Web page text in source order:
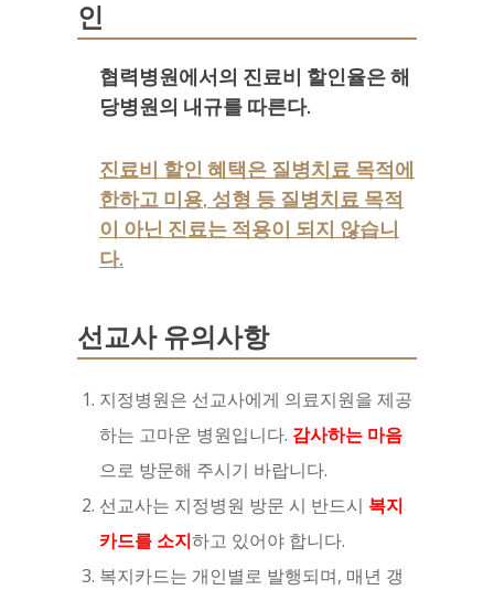
인
협력병원에서의 진료비 할인율은 해
당병원의 내규를 따른다.
진료비 할인 혜택은 질병치료 목적에
한하고 미용, 성형 등 질병치료 목적
이 아닌 진료는 적용이 되지 않습니
다.
선교사 유의사항
지정병원은 선교사에게 의료지원을 제공
하는 고마운 병원입니다. 감사하는 마음
으로 방문해 주시기 바랍니다.
선교사는 지정병원 방문 시 반드시 복지
카드를 소지하고 있어야 합니다.
복지카드는 개인별로 발행되며, 매년 갱